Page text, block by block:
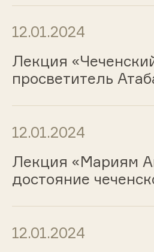
12.01.2024
Лекция
просветитель
12.01.2024
Лекция «Мариям
достояние
12.01.2024